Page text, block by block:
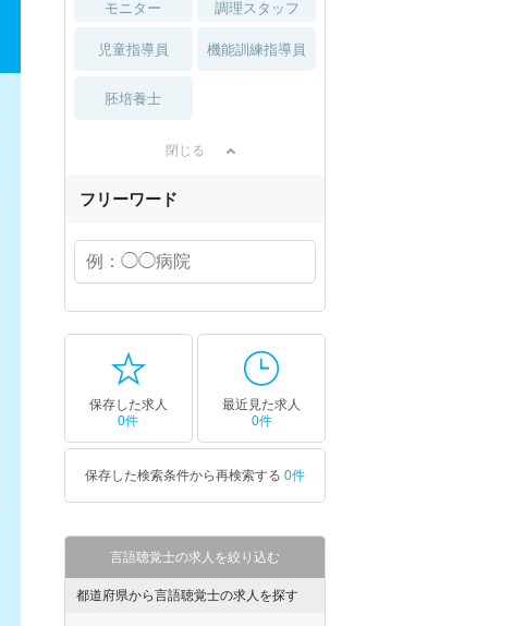
モニター
調理スタッフ
児童指導員 機能訓練指導員
胚培養士
閉じる
フリーワード
保存した求人
0件
最近見た求人
0件
保存した検索条件から再検索する 0件
言語聴覚士の求人を絞り込む
都道府県から言語聴覚士の求人を探す